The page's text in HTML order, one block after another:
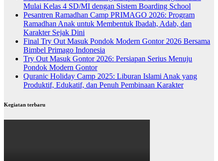
Mulai Kelas 4 SD/MI dengan Sistem Boarding School
Pesantren Ramadhan Camp PRIMAGO 2026: Program
Ramadhan Anak untuk Membentuk Ibadah, Adab, dan
Karakter Sejak Dini
Final Try Out Masuk Pondok Modern Gontor 2026 Bersama
Bimbel Primago Indonesia
Try Out Masuk Gontor 2026: Persiapan Serius Menuju
Pondok Modern Gontor
Quranic Holiday Camp 2025: Liburan Islami Anak yang
Produktif, Edukatif, dan Penuh Pembinaan Karakter
Kegiatan terbaru